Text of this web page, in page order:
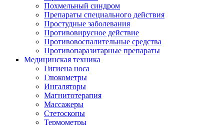
Похмельный синдром
Препараты специального действия
Простудные заболевания
Противовирусное действие
Противовоспалительные средства
Противопаразитарные препараты
Медицинская техника
Гигиена носа
Глюкометры
Ингаляторы
Магнитотерапия
Массажеры
Стетоскопы
Термометры